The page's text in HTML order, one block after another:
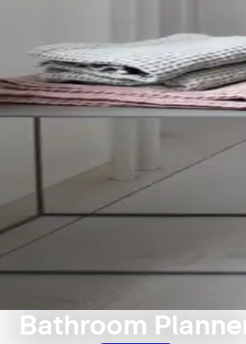
Bathroom Planner